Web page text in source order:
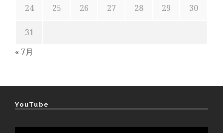
24 25 26 27 28 29 30
31
« 7月
YouTube